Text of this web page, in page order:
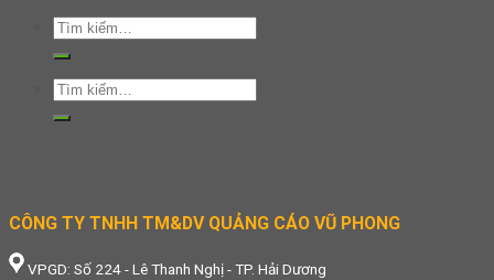
Tìm
kiếm:
Tìm
kiếm:
CÔNG TY TNHH TM&DV QUẢNG CÁO VŨ PHONG
VPGD: Số 224 - Lê Thanh Nghị - TP. Hải Dương